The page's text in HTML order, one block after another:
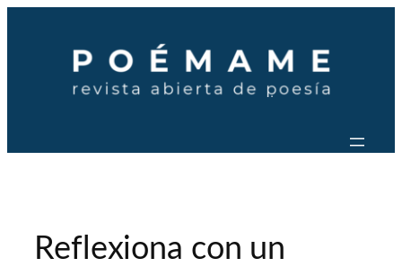
contenido
Reflexiona con un